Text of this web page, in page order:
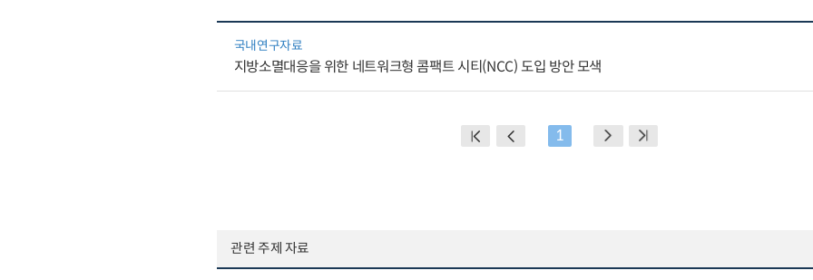
국내연구자료
지방소멸대응을 위한 네트워크형 콤팩트 시티(NCC) 도입 방안 모색
1
관련 주제 자료